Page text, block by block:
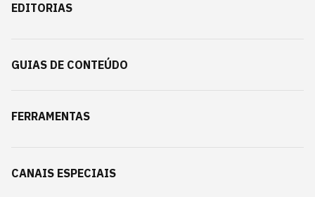
EDITORIAS
GUIAS DE CONTEÚDO
FERRAMENTAS
CANAIS ESPECIAIS